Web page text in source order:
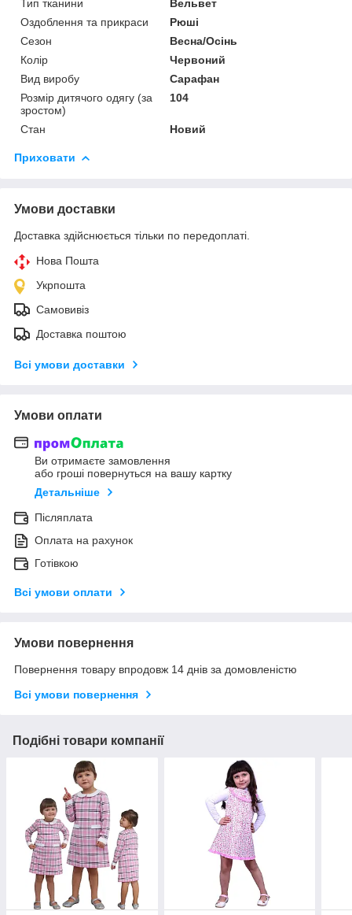
Тип тканини
Вельвет
Оздоблення та прикраси
Рюші
Сезон
Весна/Осінь
Колір
Червоний
Вид виробу
Сарафан
Розмір дитячого одягу (за
зростом)
104
Стан Новий
Приховати
Умови доставки
Доставка здійснюється тільки по передоплаті.
Нова Пошта
Укрпошта
Самовивіз
Доставка поштою
Всі умови доставки
Умови оплати
Ви отримаєте замовлення
або гроші повернуться на вашу картку
Детальніше
Післяплата
Оплата на рахунок
Готівкою
Всі умови оплати
Умови повернення
Повернення товару впродовж 14 днів за домовленістю
Всі умови повернення
Подібні товари компанії